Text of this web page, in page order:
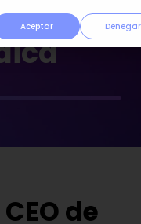
Aceptar Denegar
de